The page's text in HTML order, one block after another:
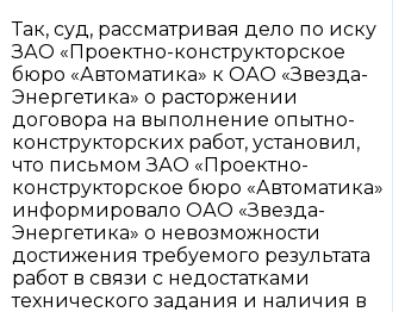
Так, суд, рассматривая дело по иску
ЗАО «Проектно-конструкторское
бюро «Автоматика» к ОАО «Звезда-
Энергетика» о расторжении
договора на выполнение опытно-
конструкторских работ, установил,
что письмом ЗАО «Проектно-
конструкторское бюро «Автоматика»
информировало ОАО «Звезда-
Энергетика» о невозможности
достижения требуемого результата
работ в связи с недостатками
технического задания и наличия в